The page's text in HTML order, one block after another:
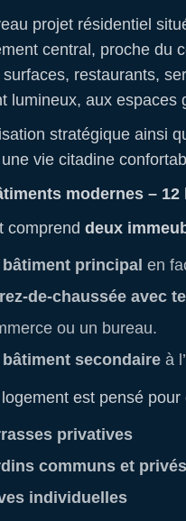
projet résidentiel
central, proche du
restaurants,
lumineux, aux espaces
stratégique ainsi
vie citadine
modernes –
comprend deux
bâtiment principal en
rez-de-chaussée avec
ou un bureau.
bâtiment secondaire à
est pensé pour
privatives
communs et privés
individuelles